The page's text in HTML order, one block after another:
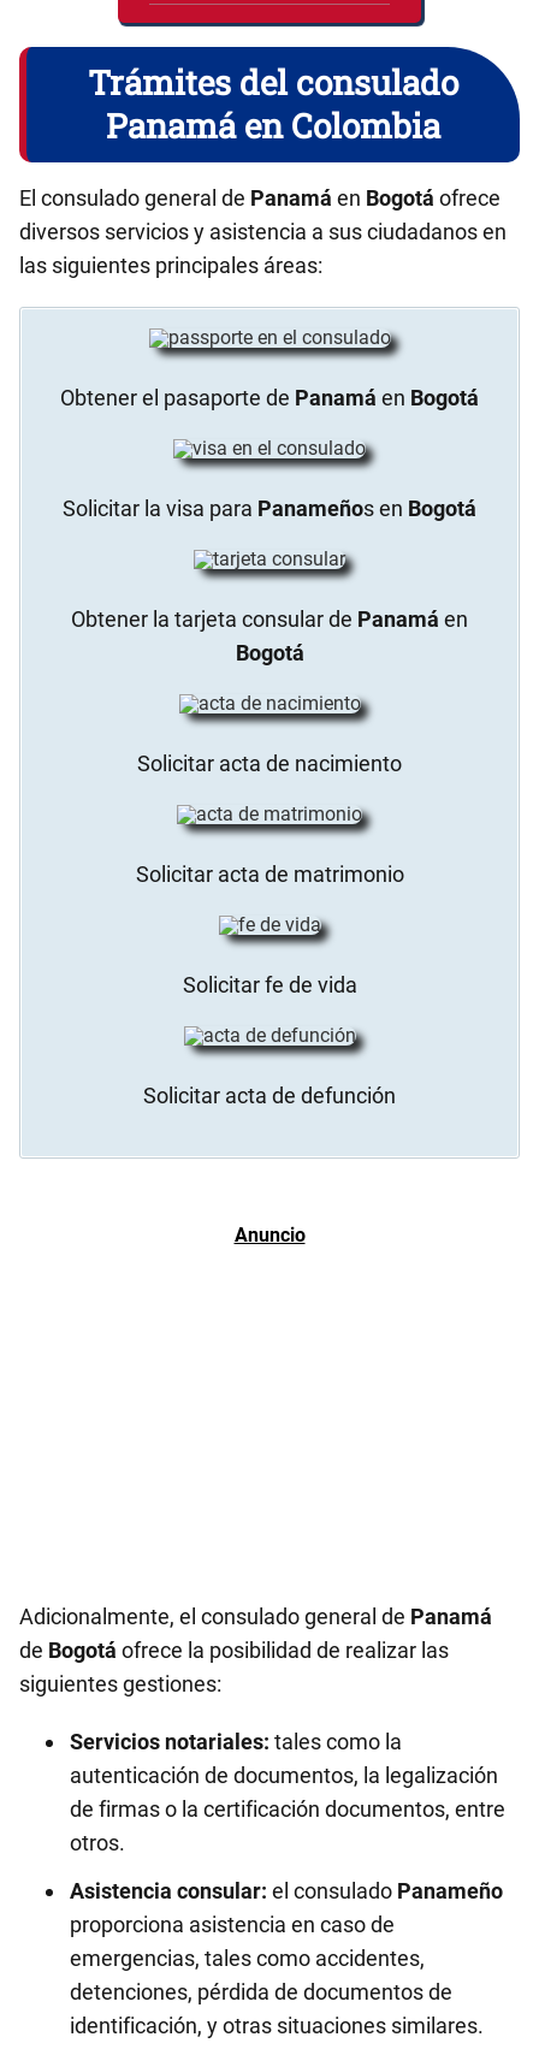
Trámites del consulado
Panamá en Colombia
El consulado general de Panamá en Bogotá ofrece
diversos servicios y asistencia a sus ciudadanos en
las siguientes principales áreas:
Obtener el pasaporte de Panamá en Bogotá
Solicitar la visa para Panameños en Bogotá
Obtener la tarjeta consular de Panamá en
Bogotá
Solicitar acta de nacimiento
Solicitar acta de matrimonio
Solicitar fe de vida
Solicitar acta de defunción
Adicionalmente, el consulado general de Panamá
de Bogotá ofrece la posibilidad de realizar las
siguientes gestiones:
Servicios notariales: tales como la
autenticación de documentos, la legalización
de firmas o la certificación documentos, entre
otros.
Asistencia consular: el consulado Panameño
proporciona asistencia en caso de
emergencias, tales como accidentes,
detenciones, pérdida de documentos de
identificación, y otras situaciones similares.